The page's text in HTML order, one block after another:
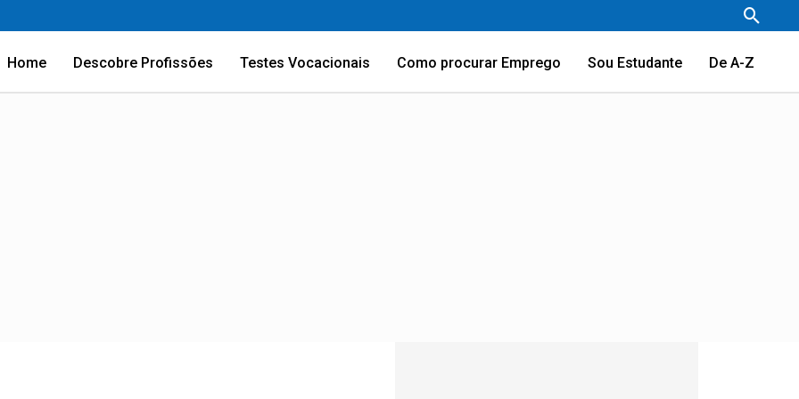
Home Descobre Profissões Testes Vocacionais Como procurar Emprego Sou Estudante De A-Z